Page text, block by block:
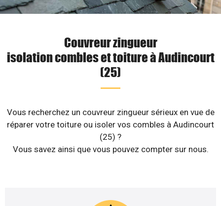
Couvreur zingueur
isolation combles et toiture à Audincourt
(25)
Vous recherchez un couvreur zingueur sérieux en vue de
réparer votre toiture ou isoler vos combles à Audincourt
(25) ?
Vous savez ainsi que vous pouvez compter sur nous.